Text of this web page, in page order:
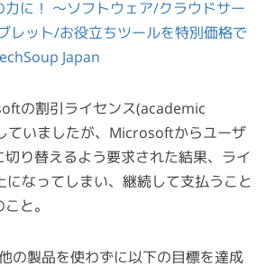
力に！ ～ソフトウェア/クラウドサー
レット/お役立ちツールを特別価格で
Japan
の割引ライセンス(academic
いましたが、Microsoftからユーザ
切り替えるよう要求された結果、ライ
になってしまい、継続して支払うこと
と。
の製品を使わずに以下の目標を達成